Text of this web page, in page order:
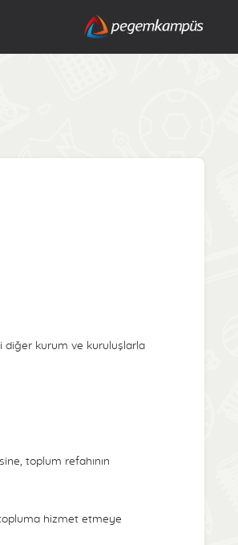
diğer kurum ve kuruluşlarla
toplum refahının
hizmet etmeye